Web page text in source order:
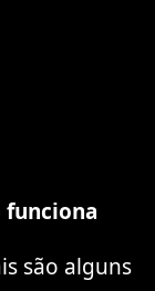
funciona
são alguns